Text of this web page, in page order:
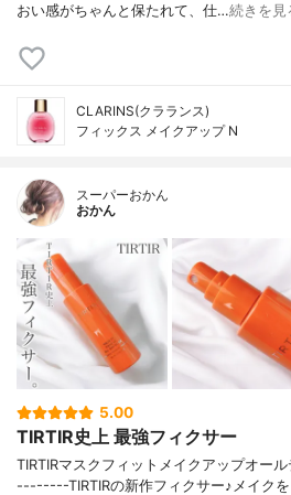
おい感がちゃんと保たれて、仕…続きを見
CLARINS(クラランス)
フィックス メイクアップ N
スーパーおかん
おかん
5.00
TIRTIR史上 最強フィクサー
TIRTIRマスクフィットメイクアップオー
--------TIRTIRの新作フィクサー♪メイク